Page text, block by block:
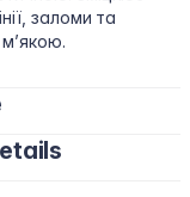
заломи та
шкіру рук.